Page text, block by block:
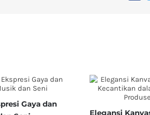
Gaya dan
Elegansi